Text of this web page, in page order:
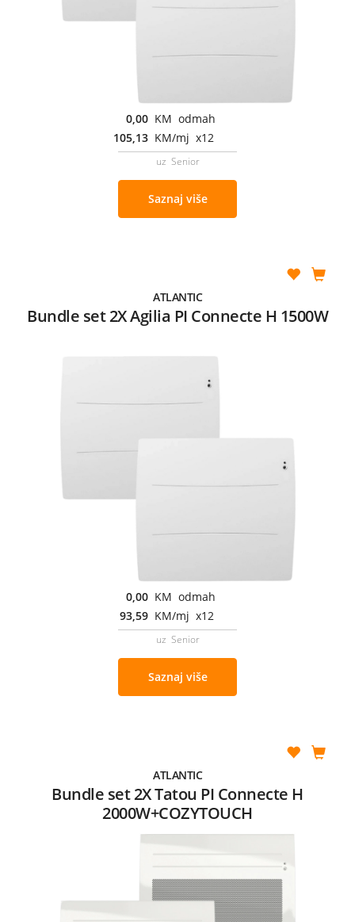
0,00 KM odmah
105,13 KM/mj x12
uz Senior
Saznaj više
ATLANTIC
Bundle set 2X Agilia PI Connecte H 1500W
0,00 KM odmah
93,59 KM/mj x12
uz Senior
Saznaj više
ATLANTIC
Bundle set 2X Tatou PI Connecte H
2000W+COZYTOUCH